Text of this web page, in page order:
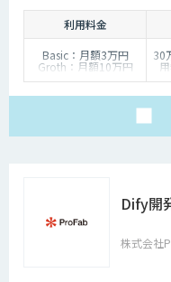
利用料金
Basic：月額3万円
Groth：月額10万円
Enterprise：月額20万
30
Dify開
株式会社